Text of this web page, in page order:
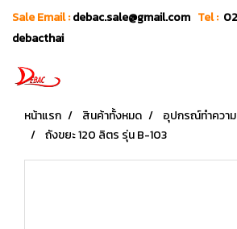
Sale Email :debac.sale@gmail.com Tel :
debacthai
หน้าแรก สินค้าทั้งหมด อุปกรณ์ทำควา
ถังขยะ 120 ลิตร รุ่น B-103